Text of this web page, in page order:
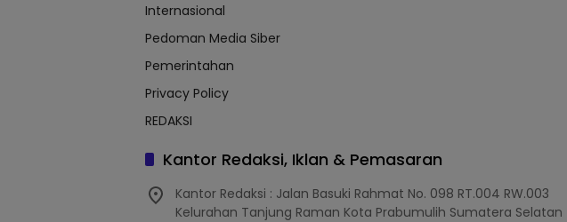
Internasional
Pedoman Media Siber
Pemerintahan
Privacy Policy
REDAKSI
Kantor Redaksi, Iklan & Pemasaran
Kantor Redaksi : Jalan Basuki Rahmat No. 098 RT.004 RW.003
Kelurahan Tanjung Raman Kota Prabumulih Sumatera Selatan